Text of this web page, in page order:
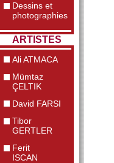
Dessins et
photographies
ARTISTES
Ali ATMACA
Mümtaz
ÇELTIK
David FARSI
Tibor
GERTLER
Ferit
ISCAN